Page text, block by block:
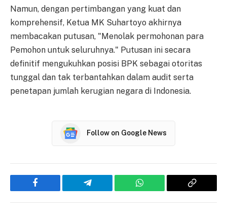
Namun, dengan pertimbangan yang kuat dan
komprehensif, Ketua MK Suhartoyo akhirnya
membacakan putusan, "Menolak permohonan para
Pemohon untuk seluruhnya." Putusan ini secara
definitif mengukuhkan posisi BPK sebagai otoritas
tunggal dan tak terbantahkan dalam audit serta
penetapan jumlah kerugian negara di Indonesia.
Follow on Google News
Facebook Telegram WhatsApp
Copy